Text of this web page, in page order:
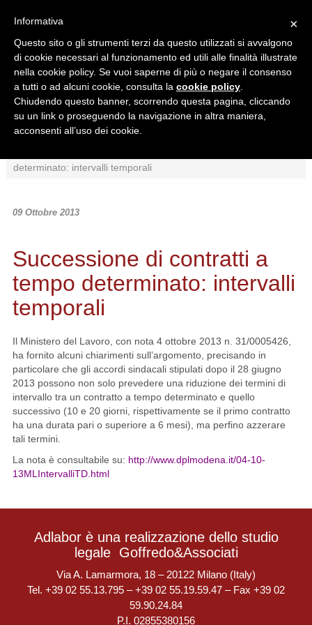
Ricerca in:
Sezione corrente
Tutto il sito
determinato: intervalli temporali
09 Ottobre 2013
Successione di contratti a
tempo determinato: intervalli
temporali
Il Ministero del Lavoro, con nota 4 ottobre 2013 n. 31/0005426,
ha fornito alcuni chiarimenti sull’argomento, precisando in
particolare che gli accordi sindacali stipulati dopo il 28 giugno
2013 possono non solo prevedere una riduzione dei termini di
intervallo tra un contratto a tempo determinato e quello
successivo (10 e 20 giorni, rispettivamente se il primo contratto
ha una durata pari o superiore a 6 mesi), ma perfino azzerare
tali termini.
La nota è consultabile su: http://www.dplmodena.it/04-10-
13MLIntervalliTD.html
Adlabor è una realizzazione dello studio
legale Goffredo&Associati
Via A. Lamarmora, 18 – 20122 Milano (Italy)
Tel. +39 02 55.13.795 – +39 02 55.19.59.47 – Fax +39 02
59.90.24.84
P.I. 02855380156
×
Informativa
Questo sito o gli strumenti terzi da questo utilizzati si avvalgono
di cookie necessari al funzionamento ed utili alle finalità illustrate
nella cookie policy. Se vuoi saperne di più o negare il consenso
a tutti o ad alcuni cookie, consulta la cookie policy
Chiudendo questo banner, scorrendo questa pagina, cliccando
su un link o proseguendo la navigazione in altra maniera,
acconsenti all’uso dei cookie.